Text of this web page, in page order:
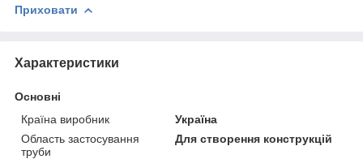
Приховати
Характеристики
Основні
Країна виробник
Україна
Область застосування
труби
Для створення конструкцій